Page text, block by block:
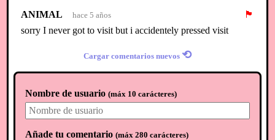
ANIMAL hace 5 años
🏴
sorry I never got to visit but i accidentely pressed visit
Cargar comentarios nuevos ⟲
Nombre de usuario (máx 10 carácteres)
Añade tu comentario (máx 280 carácteres)